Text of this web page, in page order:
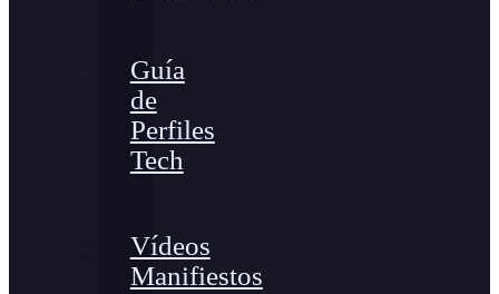
Guía
de
Perfiles
Tech
Vídeos
Manifiestos